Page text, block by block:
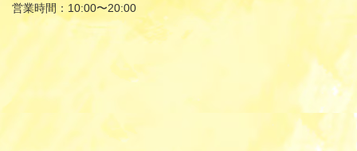
営業時間：10:00〜20:00